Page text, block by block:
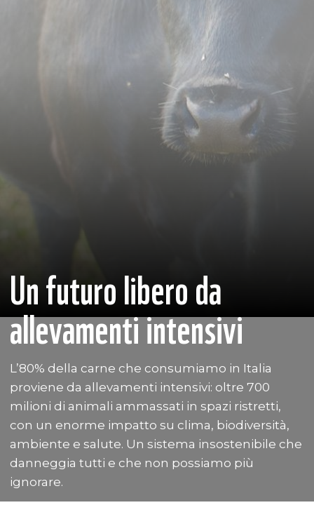
Un futuro libero da
allevamenti intensivi
L’80% della carne che consumiamo in Italia
proviene da allevamenti intensivi: oltre 700
milioni di animali ammassati in spazi ristretti,
con un enorme impatto su clima, biodiversità,
ambiente e salute. Un sistema insostenibile che
danneggia tutti e che non possiamo più
ignorare.